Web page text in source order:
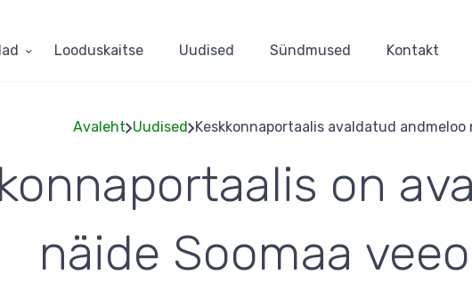
Looduskaitse Uudised Sündmused Kontakt
Avaleht Uudised Keskkonnaportaalis avaldatud
on
näide Soomaa